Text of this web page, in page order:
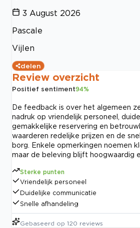
3 August 2026
Pascale
Vijlen
delen
Review overzicht
Positief sentiment94%
De feedback is over het algemeen
nadruk op vriendelijk personeel,
gemakkelijke reservering en
waarderen redelijke prijzen en de
borg. Enkele opmerkingen noemen
maar de beleving blijft hoogwaardig
Sterke punten
Vriendelijk personeel
Duidelijke communicatie
Snelle afhandeling
Gebaseerd op 120 reviews